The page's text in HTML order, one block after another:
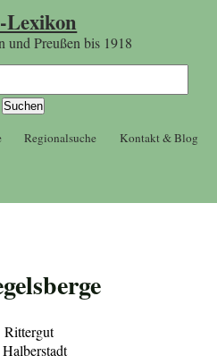
und Preußen bis 1918
Regionalsuche Kontakt & Blog
Rittergut
Halberstadt